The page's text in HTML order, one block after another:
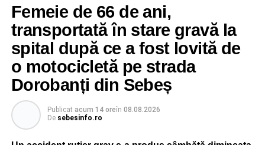
Femeie de 66 de ani,
transportată în stare gravă la
spital după ce a fost lovită de
o motocicletă pe strada
Dorobanți din Sebeș
Publicat acum 14 oreîn 08.08.2026
De sebesinfo.ro